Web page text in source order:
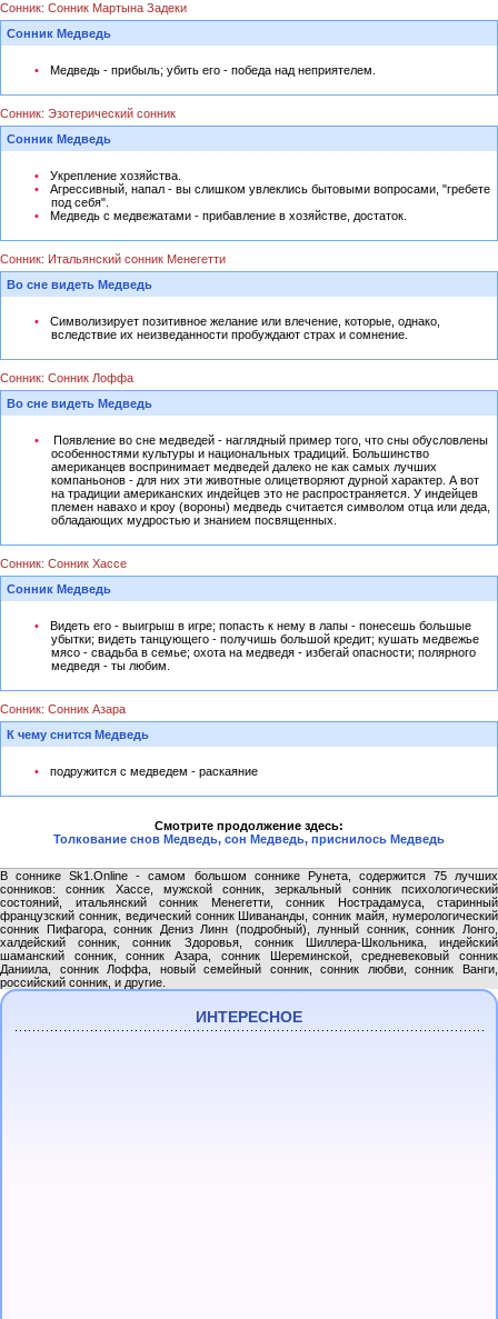
Сонник: Сонник Мартына Задеки
Сонник Медведь
Медведь - прибыль; убить его - победа над неприятелем.
Сонник: Эзотерический сонник
Сонник Медведь
Укрепление хозяйства.
Агрессивный, напал - вы слишком увлеклись бытовыми вопросами, "гребете
под себя".
Медведь с медвежатами - прибавление в хозяйстве, достаток.
Сонник: Итальянский сонник Менегетти
Во сне видеть Медведь
Символизирует позитивное желание или влечение, которые, однако,
вследствие их неизведанности пробуждают страх и сомнение.
Сонник: Сонник Лоффа
Во сне видеть Медведь
Появление во сне медведей - наглядный пример того, что сны обусловлены
особенностями культуры и национальных традиций. Большинство
американцев воспринимает медведей далеко не как самых лучших
компаньонов - для них эти животные олицетворяют дурной характер. А вот
на традиции американских индейцев это не распространяется. У индейцев
племен навахо и кроу (вороны) медведь считается символом отца или деда,
обладающих мудростью и знанием посвященных.
Сонник: Сонник Хассе
Сонник Медведь
Видеть его - выигрыш в игре; попасть к нему в лапы - понесешь большые
убытки; видеть танцующего - получишь большой кредит; кушать медвежье
мясо - свадьба в семье; охота на медведя - избегай опасности; полярного
медведя - ты любим.
Сонник: Сонник Азара
К чему снится Медведь
подружится с медведем - раскаяние
Смотрите продолжение здесь:
Толкование снов Медведь, сон Медведь, приснилось Медведь
В соннике Sk1.Online - самом большом соннике Рунета, содержится 75 лучших
сонников: сонник Хассе, мужской сонник, зеркальный сонник психологический
состояний, итальянский сонник Менегетти, сонник Нострадамуса, старинный
французский сонник, ведический сонник Шивананды, сонник майя, нумерологический
сонник Пифагора, сонник Дениз Линн (подробный), лунный сонник, сонник Лонго,
халдейский сонник, сонник Здоровья, сонник Шиллера-Школьника, индейский
шаманский сонник, сонник Азара, сонник Шереминской, средневековый сонник
Даниила, сонник Лоффа, новый семейный сонник, сонник любви, сонник Ванги,
российский сонник, и другие.
ИНТЕРЕСНОЕ